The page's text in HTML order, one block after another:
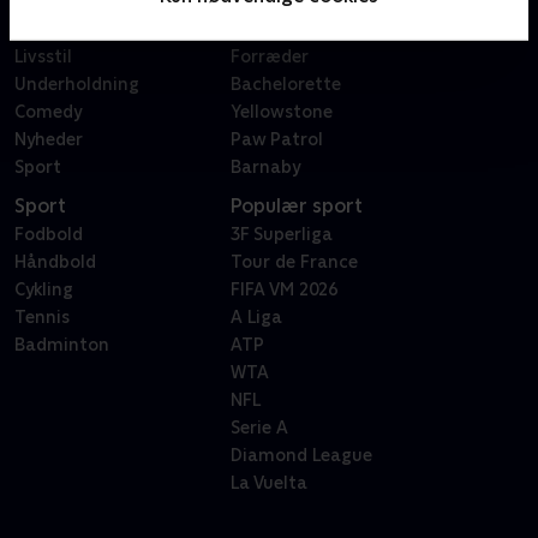
Livsstil
Underholdning
Comedy
Nyheder
Sport
Forræder
Bachelorette
Yellowstone
Paw Patrol
Barnaby
Sport
Fodbold
Håndbold
Cykling
Tennis
Badminton
Populær sport
3F Superliga
Tour de France
FIFA VM 2026
A Liga
ATP
WTA
NFL
Serie A
Diamond League
La Vuelta